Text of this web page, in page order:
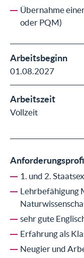
Übernahme
oder PQM)
Arbeitsbeginn
01.08.2027
Arbeitszeit
Vollzeit
1. und 2.
Lehrbefähigung
sehr gute
Erfahrung als
Neugier und